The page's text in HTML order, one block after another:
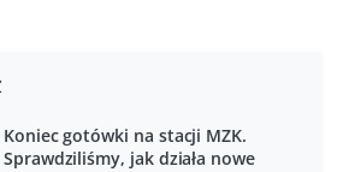
Koniec gotówki na stacji MZK.
Sprawdziliśmy, jak działa nowe